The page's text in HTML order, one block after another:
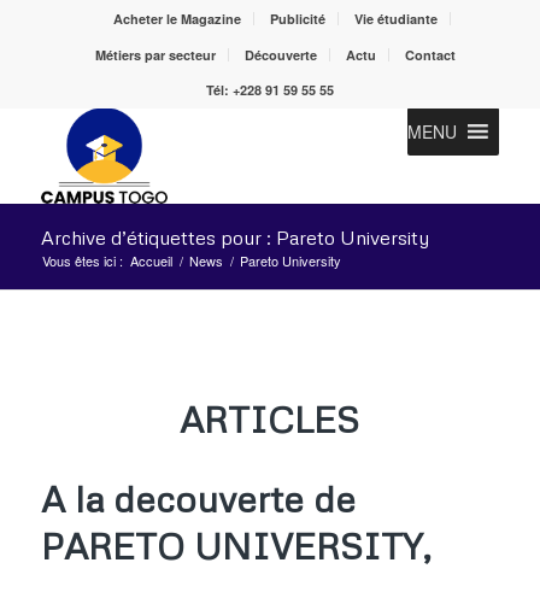
Acheter le Magazine Publicité
Vie étudiante
Métiers par secteur
Découverte Actu
Contact
Tél: +228 91 59 55 55
MENU
Archive d’étiquettes pour : Pareto University
Vous êtes ici : Accueil / News / Pareto University
ARTICLES
A la decouverte de
PARETO UNIVERSITY,